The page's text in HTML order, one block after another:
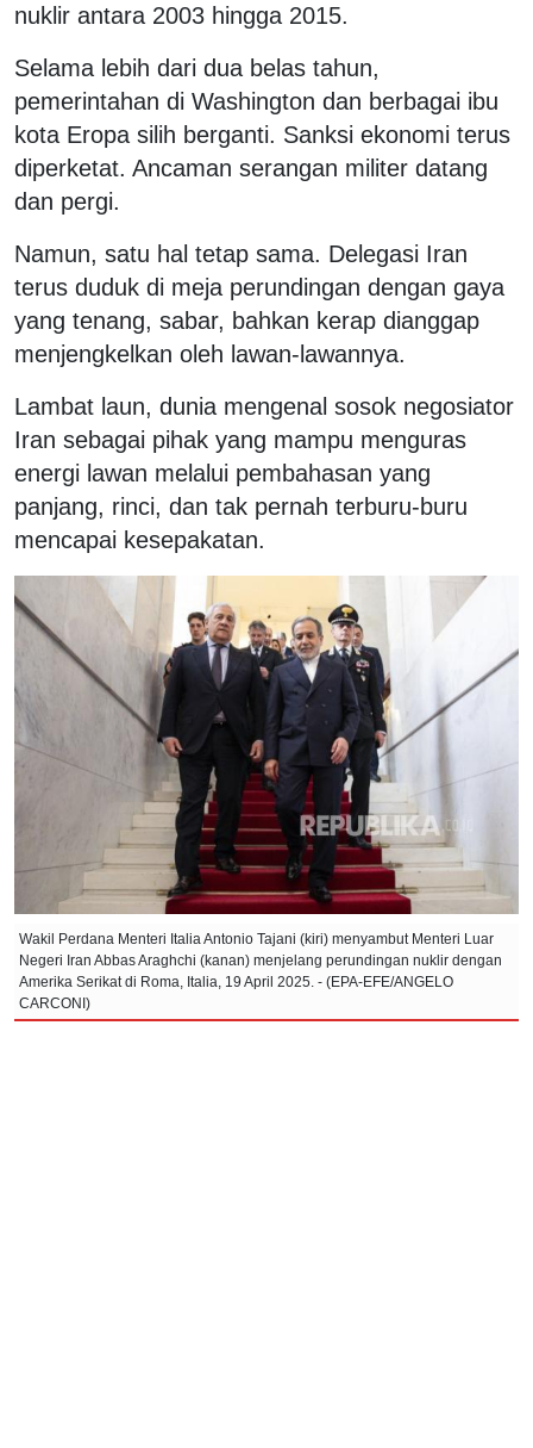
nuklir antara 2003 hingga 2015.
Selama lebih dari dua belas tahun,
pemerintahan di Washington dan berbagai ibu
kota Eropa silih berganti. Sanksi ekonomi terus
diperketat. Ancaman serangan militer datang
dan pergi.
Namun, satu hal tetap sama. Delegasi Iran
terus duduk di meja perundingan dengan gaya
yang tenang, sabar, bahkan kerap dianggap
menjengkelkan oleh lawan-lawannya.
Lambat laun, dunia mengenal sosok negosiator
Iran sebagai pihak yang mampu menguras
energi lawan melalui pembahasan yang
panjang, rinci, dan tak pernah terburu-buru
mencapai kesepakatan.
Wakil Perdana Menteri Italia Antonio Tajani (kiri) menyambut Menteri Luar
Negeri Iran Abbas Araghchi (kanan) menjelang perundingan nuklir dengan
Amerika Serikat di Roma, Italia, 19 April 2025. - (EPA-EFE/ANGELO
CARCONI)